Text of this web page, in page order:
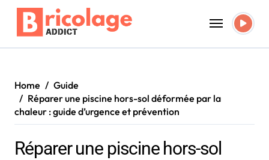
Skip
content
Home
Guide
Réparer une piscine hors-sol déformée par la
chaleur : guide d’urgence et prévention
Réparer une piscine hors-sol